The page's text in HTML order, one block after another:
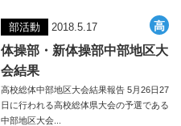
部活動 2018.5.17
体操部・新体操部中部地区大
会結果
高校総体中部地区大会結果報告 5月26日27
日に行われる高校総体県大会の予選である
中部地区大会...